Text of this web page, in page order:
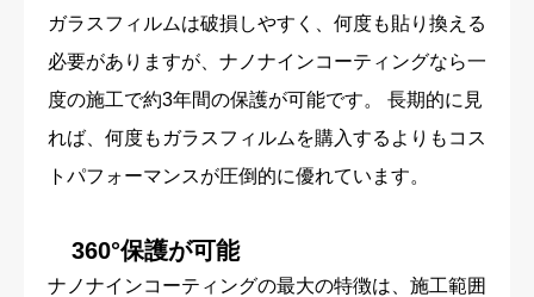
ガラスフィルムは破損しやすく、何度も貼り換える
必要がありますが、ナノナインコーティングなら一
度の施工で約3年間の保護が可能です。 長期的に見
れば、何度もガラスフィルムを購入するよりもコス
トパフォーマンスが圧倒的に優れています。
360°保護が可能
ナノナインコーティングの最大の特徴は、施工範囲